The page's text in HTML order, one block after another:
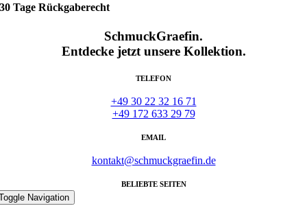
30 Tage Rückgaberecht
SchmuckGraefin.
Entdecke jetzt unsere Kollektion.
TELEFON
+49 30 22 32 16 71
+49 172 633 29 79
EMAIL
kontakt@schmuckgraefin.de
BELIEBTE SEITEN
Navigation